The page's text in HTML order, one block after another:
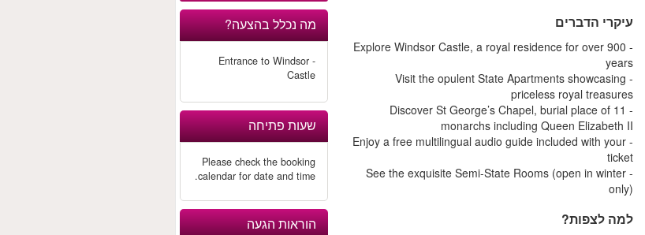
עיקרי הדברים
- Explore Windsor Castle, a royal residence for over 900
years
- Visit the opulent State Apartments showcasing
priceless royal treasures
- Discover St George’s Chapel, burial place of 11
monarchs including Queen Elizabeth II
- Enjoy a free multilingual audio guide included with your
ticket
- See the exquisite Semi-State Rooms (open in winter
only)
למה לצפות?
מה נכלל בהצעה?
- Entrance to Windsor
Castle
שעות פתיחה
Please check the booking
calendar for date and time.
הוראות הגעה